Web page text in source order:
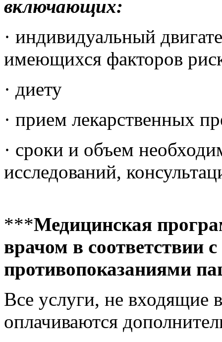
включающих:
· индивидуальный
имеющихся факторов
· диету
· прием лекарственных
· сроки и объем
исследований,
***Медицинская
врачом в соответствии
противопоказаниями
Все услуги, не входящие
оплачиваются